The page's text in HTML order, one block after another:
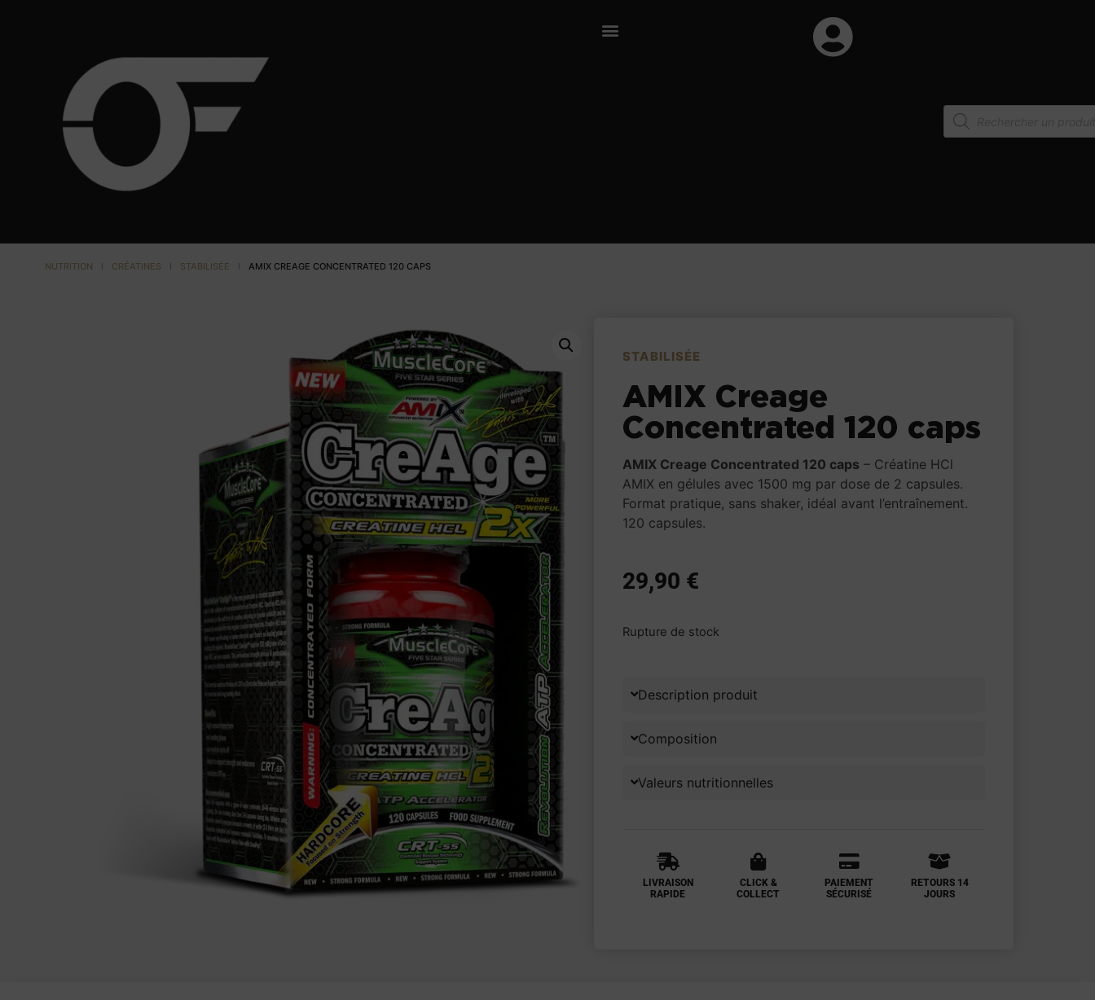
NUTRITION I CRÉATINES I STABILISÉE I AMIX CREAGE CONCENTRATED 120 CAPS
STABILISÉE
AMIX Creage
Concentrated 120 caps
AMIX Creage Concentrated 120 caps – Créatine HCl
AMIX en gélules avec 1500 mg par dose de 2 capsules.
Format pratique, sans shaker, idéal avant l’entraînement.
120 capsules.
29,90 €
Rupture de stock
Description produit
Composition
Valeurs nutritionnelles
LIVRAISON
RAPIDE
CLICK &
COLLECT
PAIEMENT
SÉCURISÉ
RETOURS 14
JOURS